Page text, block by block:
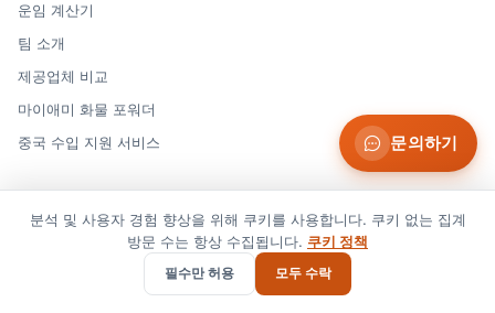
운임 계산기
팀 소개
제공업체 비교
마이애미 화물 포워더
중국 수입 지원 서비스
contact@suaidglobal.com
문의하기
분석 및 사용자 경험 향상을 위해 쿠키를 사용합니다. 쿠키 없는 집계
방문 수는 항상 수집됩니다. 쿠키 정책
필수만 허용 모두 수락